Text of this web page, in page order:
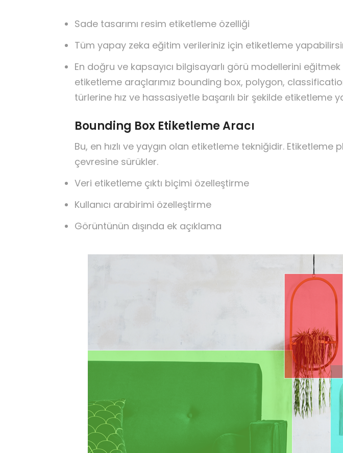
Sade tasarımı resim etiketleme özelliği
Tüm yapay zeka eğitim verileriniz için etiketleme
En doğru ve kapsayıcı bilgisayarlı görü modellerini
etiketleme araçlarımız bounding box, polygon,
türlerine hız ve hassasiyetle başarılı bir şekilde etiketleme
Bounding Box Etiketleme Aracı
Bu, en hızlı ve yaygın olan etiketleme tekniğidir. Etiketleme
çevresine sürükler.
Veri etiketleme çıktı biçimi özelleştirme
Kullanıcı arabirimi özelleştirme
Görüntünün dışında ek açıklama